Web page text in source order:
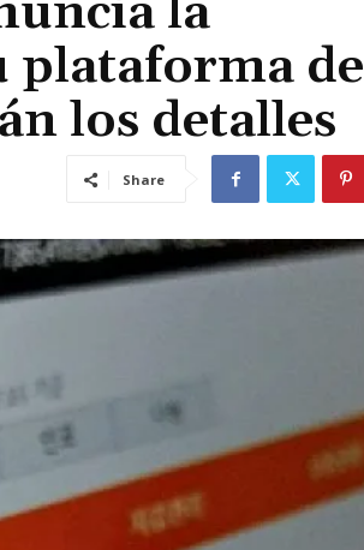
la
plataforma de
los detalles
Share